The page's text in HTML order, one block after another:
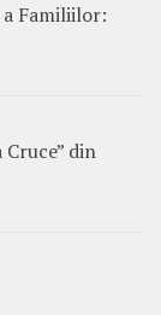
Familiilor:
din